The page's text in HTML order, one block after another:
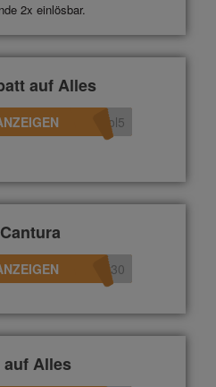
2x einlösbar.
auf Alles
ol5
e30
auf Alles